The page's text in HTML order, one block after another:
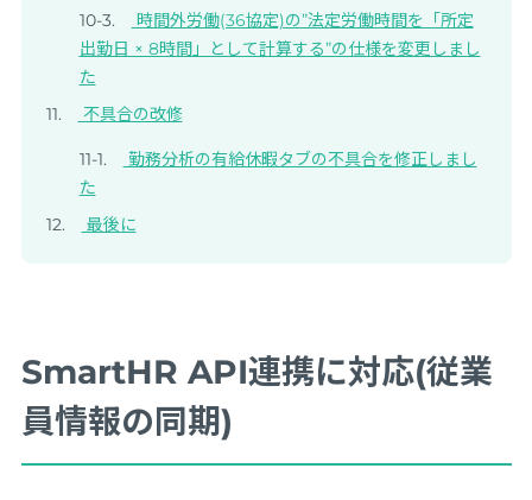
時間外労働(36協定)の”法定労働時間を「所定
出勤日 × 8時間」として計算する”の仕様を変更しまし
た
不具合の改修
勤務分析の有給休暇タブの不具合を修正しまし
た
最後に
SmartHR API連携に対応(従業
員情報の同期)